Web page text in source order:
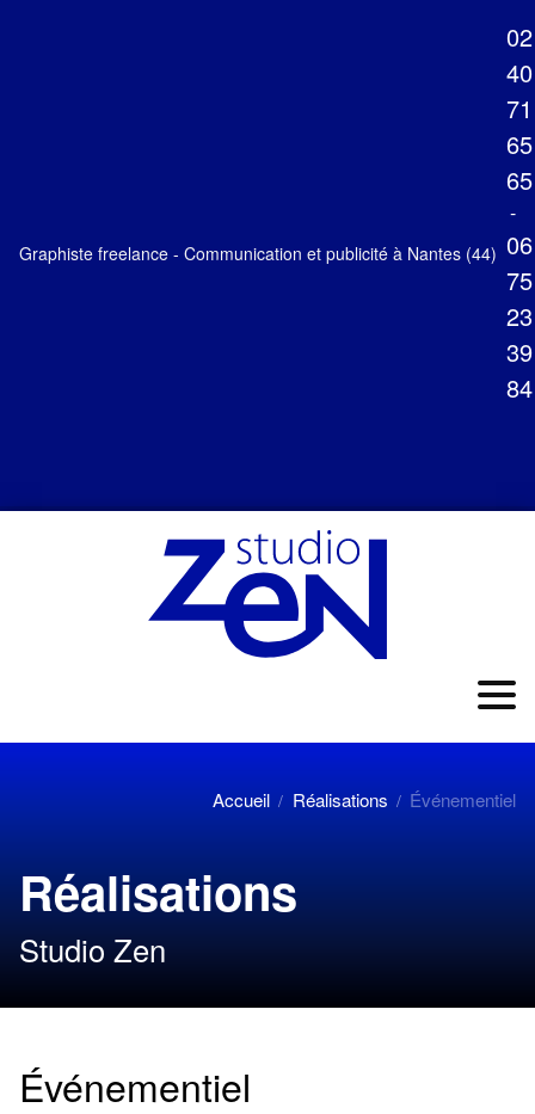
Graphiste freelance - Communication et publicité à Nantes (44)
02
40
71
65
65
-
06
75
23
39
84
Accueil / Réalisations / Événementiel
Réalisations
Studio Zen
Événementiel